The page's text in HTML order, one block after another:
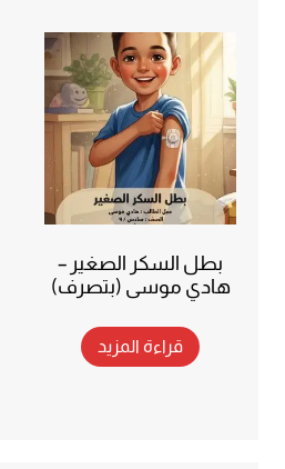
بطل السكر الصغير –
هادي موسى (بتصرف)
قراءة المزيد